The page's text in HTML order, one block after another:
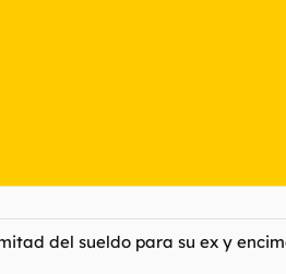
del sueldo para su ex y